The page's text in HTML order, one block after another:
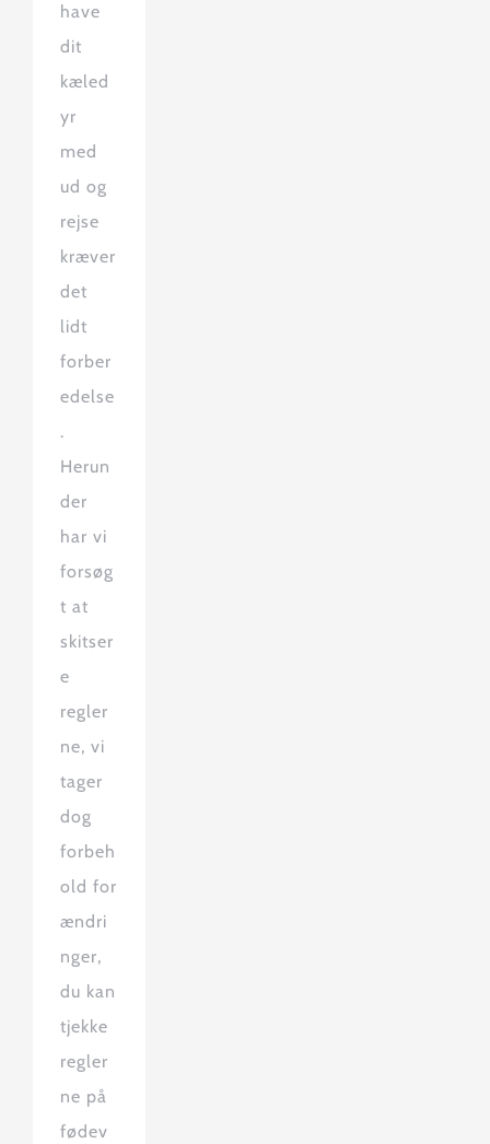
have
dit
kæled
yr
med
ud og
rejse
kræver
det
lidt
forber
edelse
.
Herun
der
har vi
forsøg
t at
skitser
e
regler
ne, vi
tager
dog
forbeh
old for
ændri
nger,
du kan
tjekke
regler
ne på
fødev